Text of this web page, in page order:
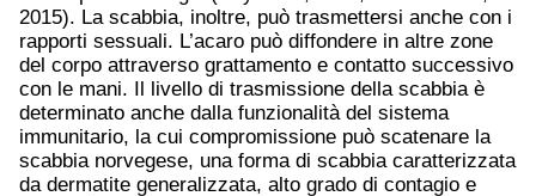
2015). La scabbia, inoltre, può trasmettersi anche con i
rapporti sessuali. L’acaro può diffondere in altre zone
del corpo attraverso grattamento e contatto successivo
con le mani. Il livello di trasmissione della scabbia è
determinato anche dalla funzionalità del sistema
immunitario, la cui compromissione può scatenare la
scabbia norvegese, una forma di scabbia caratterizzata
da dermatite generalizzata, alto grado di contagio e